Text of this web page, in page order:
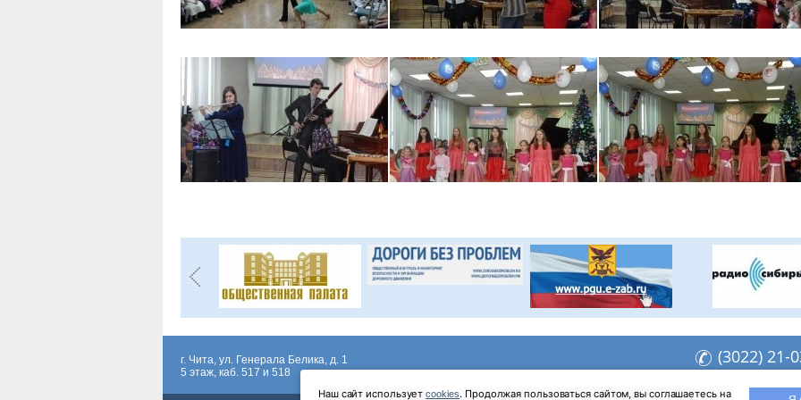
г. Чита, ул. Генерала Белика, д. 1
5 этаж, каб. 517 и 518
(3022) 21-
Наш сайт использует cookies. Продолжая пользоваться сайтом, вы соглашаетесь на